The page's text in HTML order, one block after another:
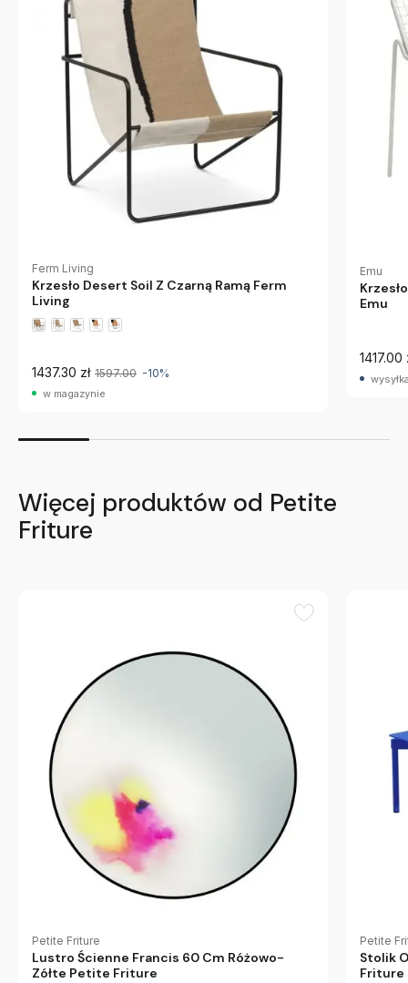
Ferm Living
Krzesło Desert Soil Z Czarną Ramą Ferm
Living
1437.30 zł 1597.00 -10%
w magazynie
Emu
Emu
1417.00
Więcej produktów od Petite
Friture
Petite Friture
Lustro Ścienne Francis 60 Cm Różowo-
Zółte Petite Friture
Petite
Stolik
Friture